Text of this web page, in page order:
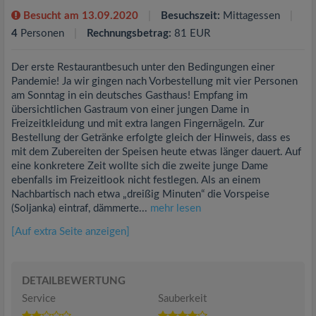
Besucht am 13.09.2020 Besuchszeit: Mittagessen
4 Personen Rechnungsbetrag: 81 EUR
Der erste Restaurantbesuch unter den Bedingungen einer
Pandemie! Ja wir gingen nach Vorbestellung mit vier Personen
am Sonntag in ein deutsches Gasthaus! Empfang im
übersichtlichen Gastraum von einer jungen Dame in
Freizeitkleidung und mit extra langen Fingernägeln. Zur
Bestellung der Getränke erfolgte gleich der Hinweis, dass es
mit dem Zubereiten der Speisen heute etwas länger dauert. Auf
eine konkretere Zeit wollte sich die zweite junge Dame
ebenfalls im Freizeitlook nicht festlegen. Als an einem
Nachbartisch nach etwa „dreißig Minuten“ die Vorspeise
(Soljanka) eintraf, dämmerte... mehr lesen
[Auf extra Seite anzeigen]
DETAILBEWERTUNG
Service
Sauberkeit